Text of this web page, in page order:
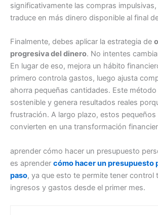
significativamente las compras
traduce en más dinero disponible al final
Finalmente, debes aplicar la estrategia de
progresiva del dinero. No intentes
En lugar de eso, mejora un hábito
primero controla gastos, luego ajusta
ahorra pequeñas cantidades. Este método
sostenible y genera resultados reales
frustración. A largo plazo, estos
convierten en una transformación
aprender cómo hacer un presupuesto
es aprender cómo hacer un presupuesto
paso, ya que esto te permite tener control
ingresos y gastos desde el primer mes.